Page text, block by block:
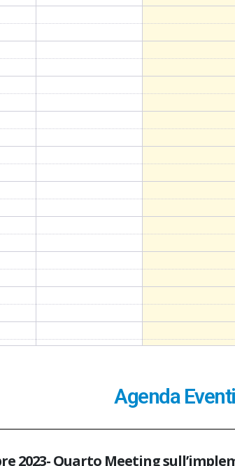
Agenda Eventi
2023- Quarto Meeting